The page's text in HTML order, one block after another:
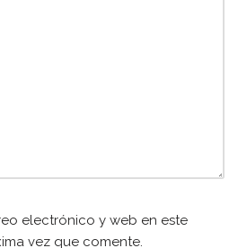
electrónico y web en este
vez que comente.